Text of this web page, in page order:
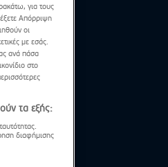
για τους
Απόρριψη
οι
με εσάς.
ανά πάσα
στο
τα εξής:
διαφήμισης